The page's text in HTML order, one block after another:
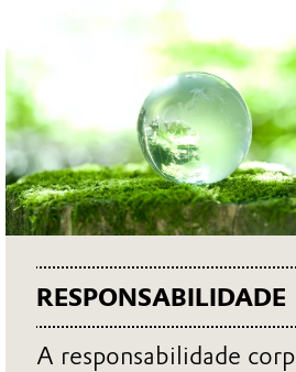
RESPONSABILIDADE
A responsabilidade